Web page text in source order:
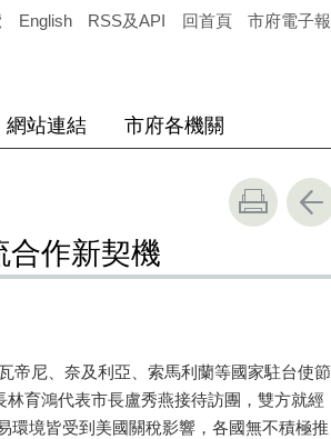
English RSS及API 回首頁 市府電子報
網站連結 市府各機關
合作新契機
帝尼、奈及利亞、索馬利蘭等國家駐台使節
育鴻代表市長盧秀燕接待訪團，雙方就經
環境皆受到美國關稅影響，各國無不積極推